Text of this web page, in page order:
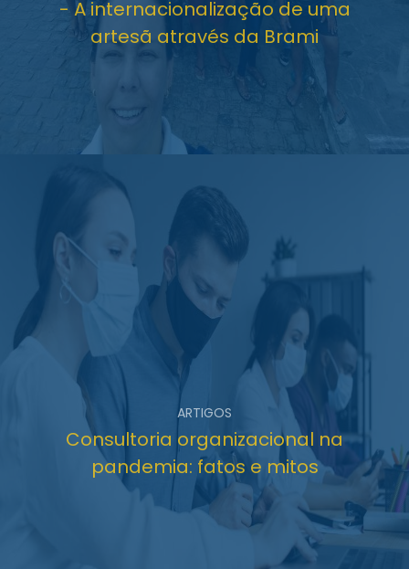
- A internacionalização de uma
artesã através da Brami
ARTIGOS
Consultoria organizacional na
pandemia: fatos e mitos